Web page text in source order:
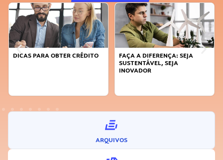
FAÇA A DIFERENÇA: SEJA
APRENDA A GERENCIAR O SEU
TEMPO
ARQUIVOS